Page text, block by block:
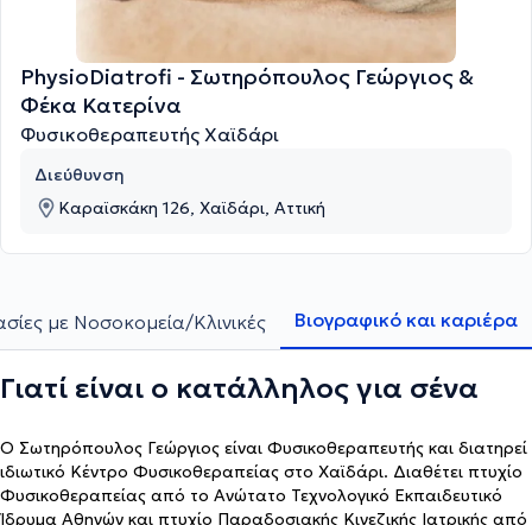
PhysioDiatrofi - Σωτηρόπουλος Γεώργιος &
Φέκα Κατερίνα
Φυσικοθεραπευτής Χαϊδάρι
Διεύθυνση
Καραϊσκάκη 126, Χαϊδάρι, Αττική
με Νοσοκομεία/Κλινικές Βιογραφικό και καριέρα
Γιατί είναι ο κατάλληλος για σένα
Ο Σωτηρόπουλος Γεώργιος είναι Φυσικοθεραπευτής και διατηρεί
ιδιωτικό Κέντρο Φυσικοθεραπείας στο Χαϊδάρι. Διαθέτει πτυχίο
Φυσικοθεραπείας από το Ανώτατο Τεχνολογικό Εκπαιδευτικό
Ίδρυμα Αθηνών και πτυχίο Παραδοσιακής Κινεζικής Ιατρικής από